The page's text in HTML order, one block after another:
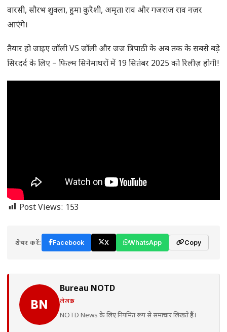
वारसी, सौरभ शुक्ला, हुमा कुरैशी, अमृता राव और गजराज राव नज़र
आएंगे।
तैयार हो जाइए जॉली VS जॉली और जज त्रिपाठी के अब तक के सबसे बड़े
सिरदर्द के लिए – फिल्म सिनेमाघरों में 19 सितंबर 2025 को रिलीज़ होगी!
Post Views: 153
शेयर करें: Facebook X WhatsApp Copy
BN
Bureau NOTD
लेखक
NOTD News के लिए नियमित रूप से समाचार लिखते हैं।